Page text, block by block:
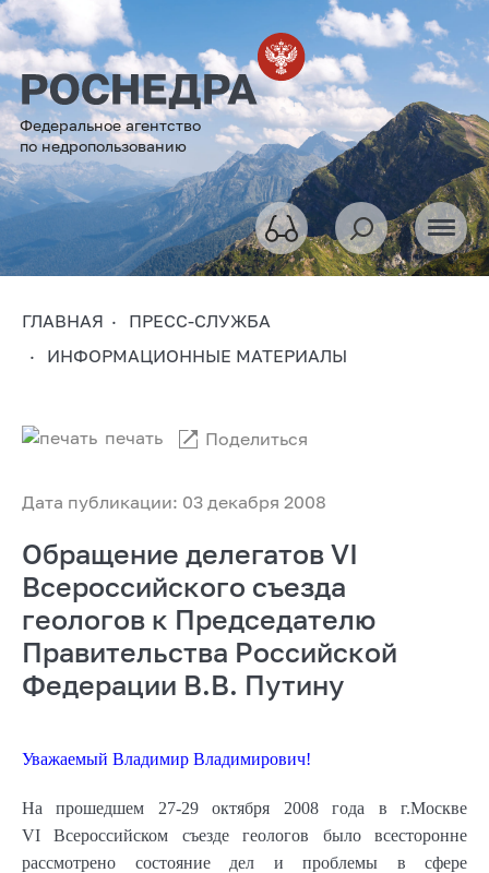
Федеральное агентство
по недропользованию
ГЛАВНАЯ
ПРЕСС-СЛУЖБА
ИНФОРМАЦИОННЫЕ МАТЕРИАЛЫ
Дата публикации: 03 декабря 2008
печать Поделиться
Обращение делегатов VI
Всероссийского съезда
геологов к Председателю
Правительства Российской
Федерации В.В. Путину
Уважаемый Владимир Владимирович!
На прошедшем 27-29 октября 2008 года в г.Москве
VI Всероссийском съезде геологов было всесторонне
рассмотрено состояние дел и проблемы в сфере